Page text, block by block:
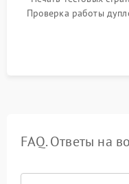
Проверка работы
качества запекания
изображения
FAQ. Ответы на